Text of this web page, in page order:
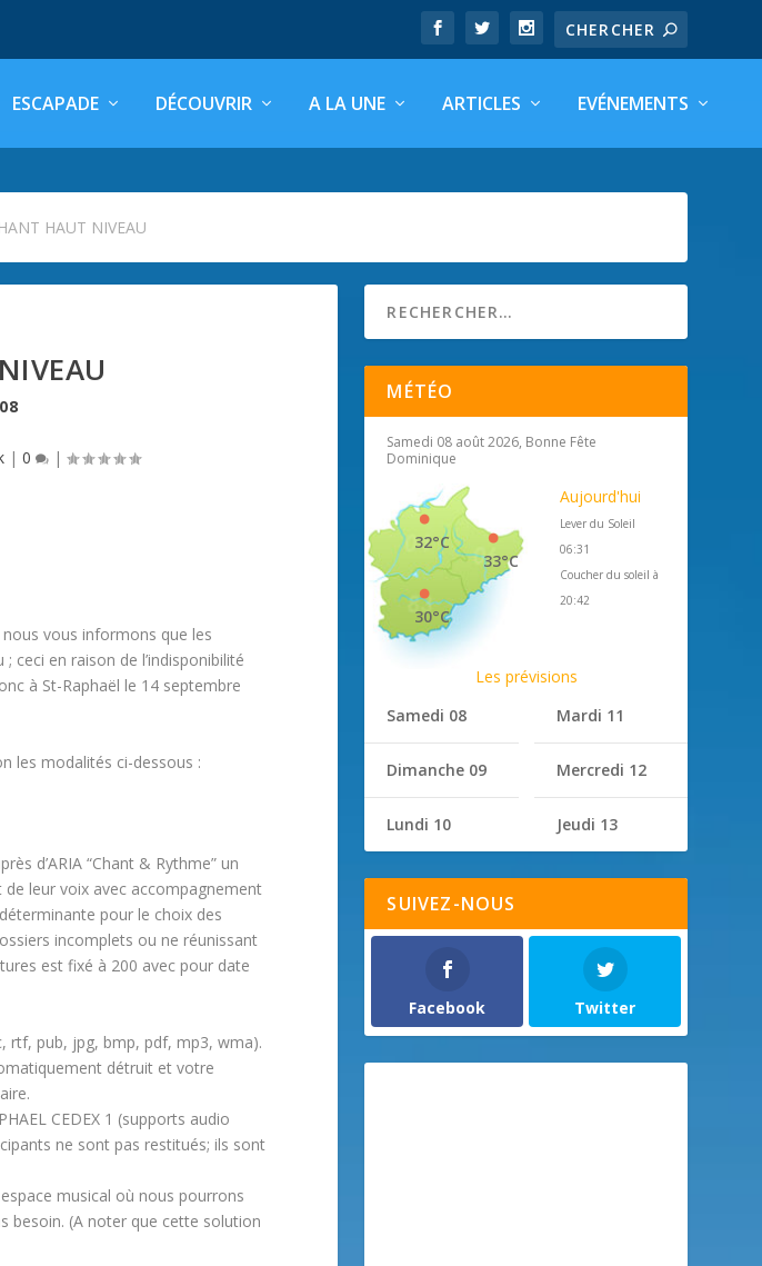
ESCAPADE DÉCOUVRIR A LA UNE ARTICLES EVÉNEMENTS
HAUT NIVEAU
| 0 |
vous informons que les
ceci en raison de l’indisponibilité
à St-Raphaël le 14 septembre
les modalités ci-dessous :
d’ARIA “Chant & Rythme” un
leur voix avec accompagnement
pour le choix des
incomplets ou ne réunissant
est fixé à 200 avec pour date
rtf, pub, jpg, bmp, pdf, mp3, wma).
détruit et votre
CEDEX 1 (supports audio
ne sont pas restitués; ils sont
musical où nous pourrons
besoin. (A noter que cette solution
MÉTÉO
Samedi 08 août 2026, Bonne Fête
Dominique
33°C
32°C
30°C
Aujourd'hui
Lever du Soleil
06:31
Coucher du soleil à
20:42
Les prévisions
Samedi 08
Dimanche 09
Lundi 10
Mardi 11
Mercredi 12
Jeudi 13
SUIVEZ-NOUS
Facebook Twitter